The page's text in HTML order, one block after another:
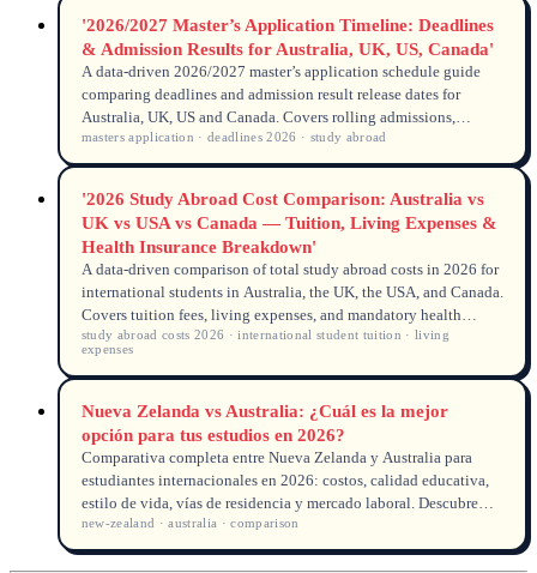
'2026/2027 Master’s Application Timeline: Deadlines
& Admission Results for Australia, UK, US, Canada'
A data-driven 2026/2027 master’s application schedule guide
comparing deadlines and admission result release dates for
Australia, UK, US and Canada. Covers rolling admissions,
priority rounds, key dates and planning tips for international
students.
masters application · deadlines 2026 · study abroad
'2026 Study Abroad Cost Comparison: Australia vs
UK vs USA vs Canada — Tuition, Living Expenses &
Health Insurance Breakdown'
A data-driven comparison of total study abroad costs in 2026 for
international students in Australia, the UK, the USA, and Canada.
Covers tuition fees, living expenses, and mandatory health
insurance, with official data from government and university
sources.
study abroad costs 2026 · international student tuition · living
expenses
Nueva Zelanda vs Australia: ¿Cuál es la mejor
opción para tus estudios en 2026?
Comparativa completa entre Nueva Zelanda y Australia para
estudiantes internacionales en 2026: costos, calidad educativa,
estilo de vida, vías de residencia y mercado laboral. Descubre
cuál destino encaja con tu futuro.
new-zealand · australia · comparison